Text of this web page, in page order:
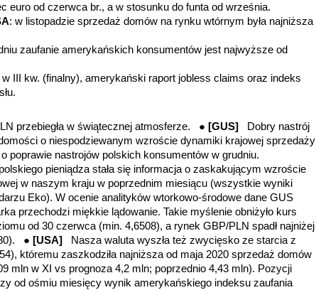
euro od czerwca br., a w stosunku do funta od września.
: w listopadzie sprzedaż domów na rynku wtórnym była najniższa
zaufanie amerykańskich konsumentów jest najwyższe od
III kw. (finalny), amerykański raport jobless claims oraz indeks
przebiegła w świątecznej atmosferze. ● [GUS]
Dobry nastrój
o niespodziewanym wzroście dynamiki krajowej sprzedaży
poprawie nastrojów polskich konsumentów w grudniu.
pieniądza stała się informacja o zaskakującym wzroście
w naszym kraju w poprzednim miesiącu (wszystkie wyniki
Eko). W ocenie analityków wtorkowo-środowe dane GUS
przechodzi miękkie lądowanie. Takie myślenie obniżyło kurs
od 30 czerwca (min. 4,6508), a rynek GBP/PLN spadł najniżej
● [USA]
Nasza waluta wyszła też zwycięsko ze starcia z
któremu zaszkodziła najniższa od maja 2020 sprzedaż domów
mln w XI vs prognoza 4,2 mln; poprzednio 4,43 mln). Pozycji
od ośmiu miesięcy wynik amerykańskiego indeksu zaufania